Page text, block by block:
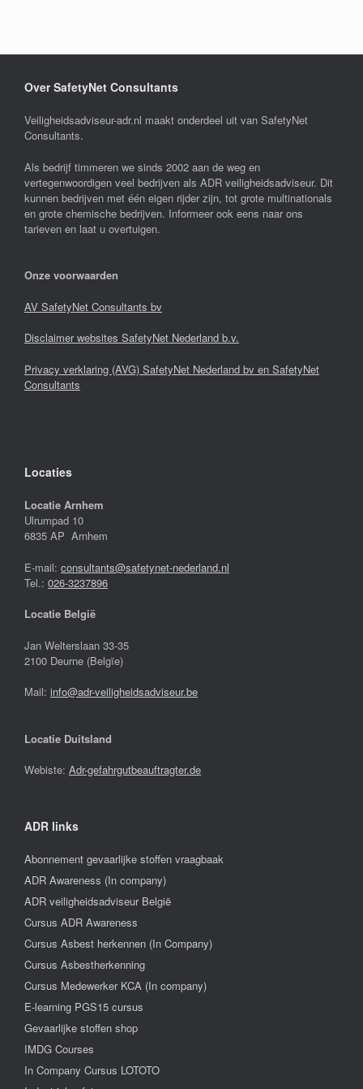
Over SafetyNet Consultants
Veiligheidsadviseur-adr.nl maakt onderdeel uit van SafetyNet
Consultants.
Als bedrijf timmeren we sinds 2002 aan de weg en
vertegenwoordigen veel bedrijven als ADR veiligheidsadviseur. Dit
kunnen bedrijven met één eigen rijder zijn, tot grote multinationals
en grote chemische bedrijven. Informeer ook eens naar ons
tarieven en laat u overtuigen.
Onze voorwaarden
AV SafetyNet Consultants bv
Disclaimer websites SafetyNet Nederland b.v.
Privacy verklaring (AVG) SafetyNet Nederland bv en SafetyNet
Consultants
Locaties
Locatie Arnhem
Ulrumpad 10
6835 AP Arnhem
E-mail: consultants@safetynet-nederland.nl
Tel.: 026-3237896
Locatie België
Jan Welterslaan 33-35
2100 Deurne (Belgïe)
Mail: info@adr-veiligheidsadviseur.be
Locatie Duitsland
Webiste: Adr-gefahrgutbeauftragter.de
ADR links
Abonnement gevaarlijke stoffen vraagbaak
ADR Awareness (In company)
ADR veiligheidsadviseur België
Cursus ADR Awareness
Cursus Asbest herkennen (In Company)
Cursus Asbestherkenning
Cursus Medewerker KCA (In company)
E-learning PGS15 cursus
Gevaarlijke stoffen shop
IMDG Courses
In Company Cursus LOTOTO